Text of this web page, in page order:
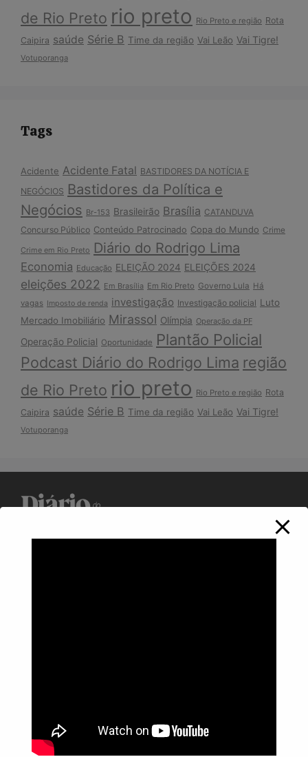
de Rio Preto rio preto Rio Preto e região Rota
Caipira saúde Série B Time da região Vai Leão Vai Tigre!
Votuporanga
Tags
Acidente Acidente Fatal BASTIDORES DA NOTÍCIA E
NEGÓCIOS Bastidores da Política e
Negócios Br-153 Brasileirão Brasília CATANDUVA
Concurso Público Conteúdo Patrocinado Copa do Mundo Crime
Crime em Rio Preto Diário do Rodrigo Lima
Economia Educação ELEIÇÃO 2024 ELEIÇÕES 2024
eleições 2022 Em Brasília Em Rio Preto Governo Lula Há
vagas Imposto de renda investigação Investigação policial Luto
Mercado Imobiliário Mirassol Olímpia Operação da PF
Operação Policial Oportunidade Plantão Policial
Podcast Diário do Rodrigo Lima região
de Rio Preto rio preto Rio Preto e região Rota
Caipira saúde Série B Time da região Vai Leão Vai Tigre!
Votuporanga
WhatsApp: (17) 99268-0565